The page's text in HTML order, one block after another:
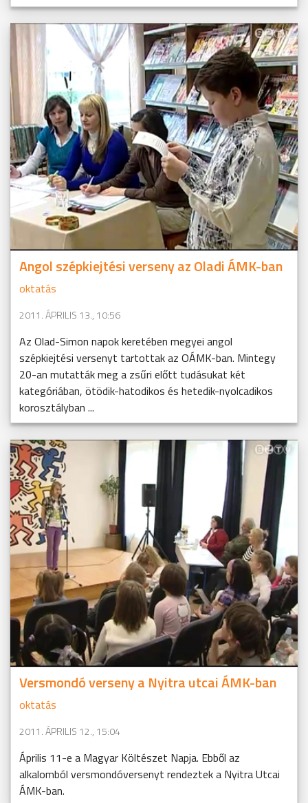
Angol szépkiejtési verseny az Oladi ÁMK-ban
oktatás
2011. ÁPRILIS 13., 10:56
Az Olad-Simon napok keretében megyei angol
szépkiejtési versenyt tartottak az OÁMK-ban. Mintegy
20-an mutatták meg a zsűri előtt tudásukat két
kategóriában, ötödik-hatodikos és hetedik-nyolcadikos
korosztályban ...
Versmondó verseny a Nyitra utcai ÁMK-ban
oktatás
2011. ÁPRILIS 12., 15:04
Április 11-e a Magyar Költészet Napja. Ebből az
alkalomból versmondóversenyt rendeztek a Nyitra Utcai
ÁMK-ban.